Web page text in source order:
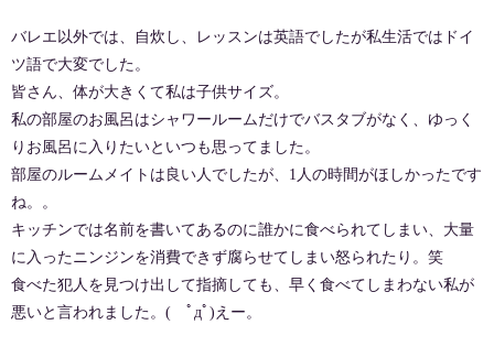
バレエ以外では、自炊し、レッスンは英語でしたが私生活ではドイ
ツ語で大変でした。
皆さん、体が大きくて私は子供サイズ。
私の部屋のお風呂はシャワールームだけでバスタブがなく、ゆっく
りお風呂に入りたいといつも思ってました。
部屋のルームメイトは良い人でしたが、1人の時間がほしかったです
ね。。
キッチンでは名前を書いてあるのに誰かに食べられてしまい、大量
に入ったニンジンを消費できず腐らせてしまい怒られたり。笑
食べた犯人を見つけ出して指摘しても、早く食べてしまわない私が
悪いと言われました。( ﾟдﾟ)えー。